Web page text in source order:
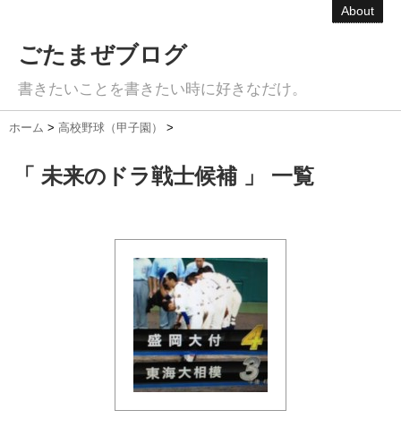
About
ごたまぜブログ
書きたいことを書きたい時に好きなだけ。
ホーム > 高校野球（甲子園） >
「 未来のドラ戦士候補 」 一覧